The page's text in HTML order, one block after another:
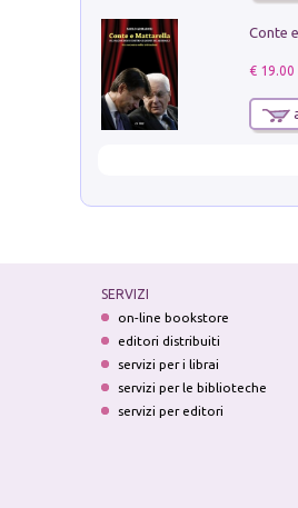
€ 19.00
SERVIZI
on-line bookstore
editori distribuiti
servizi per i librai
servizi per le biblioteche
servizi per editori